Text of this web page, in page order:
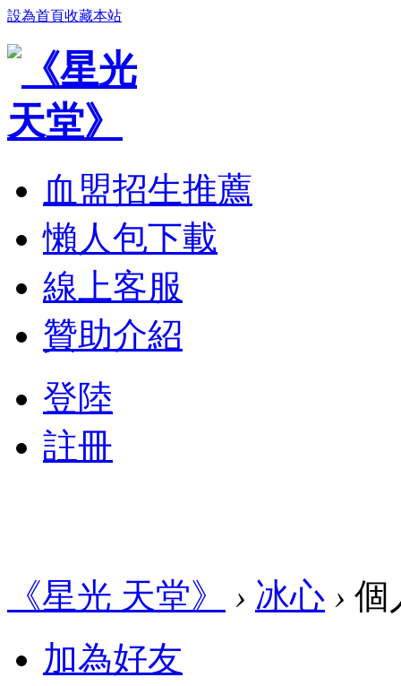
設為首頁收藏本站
血盟招生推薦
懶人包下載
線上客服
贊助介紹
登陸
註冊
《星光 天堂》 › 冰心 › 個
加為好友